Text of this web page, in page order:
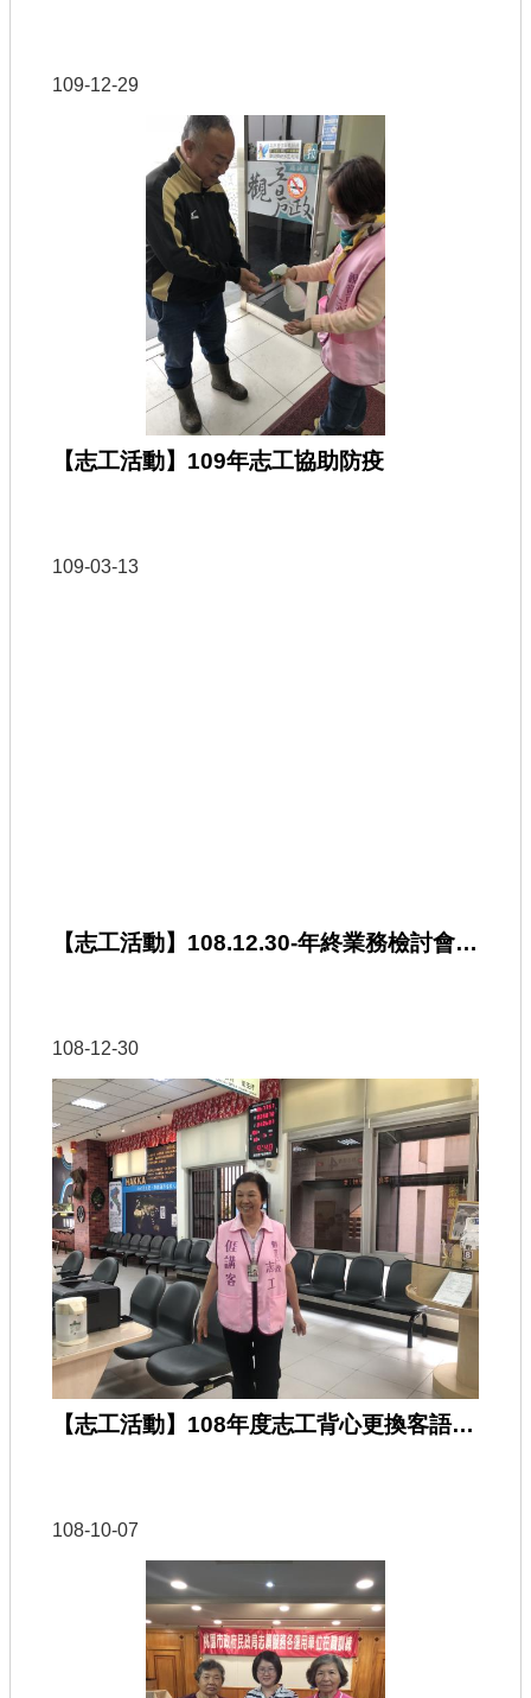
109-12-29
【志工活動】109年志工協助防疫
109-03-13
【志工活動】108.12.30-年終業務檢討會餐敘
108-12-30
【志工活動】108年度志工背心更換客語志工
108-10-07